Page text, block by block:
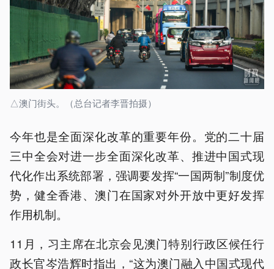
△澳门街头。（总台记者李晋拍摄）
今年也是全面深化改革的重要年份。党的二十届
三中全会对进一步全面深化改革、推进中国式现
代化作出系统部署，强调要发挥“一国两制”制度优
势，健全香港、澳门在国家对外开放中更好发挥
作用机制。
11月，习主席在北京会见澳门特别行政区候任行
政长官岑浩辉时指出，“这为澳门融入中国式现代